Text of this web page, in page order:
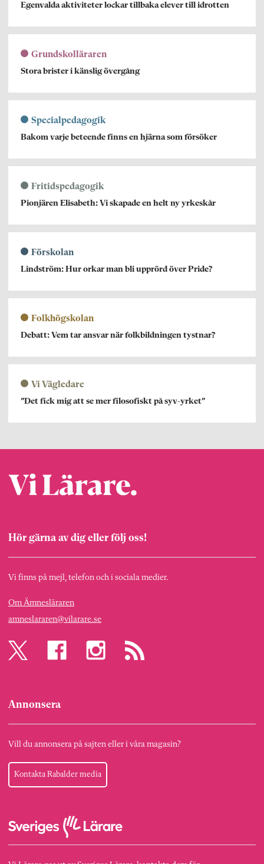
Egenvalda aktiviteter lockar tillbaka elever till idrotten
Grundskolläraren
Stora brister i känslig övergång
Specialpedagogik
Bakom varje beteende finns en hjärna som försöker
Fritidspedagogik
Pionjären Elisabeth: Vi skapade en helt ny yrkeskår
Förskolan
Lindström: Hur orkar man bli upprörd över Pride?
Folkhögskolan
Debatt: Vem tar ansvar när folkbildningen tystnar?
Vi Vägledare
”Det fick mig att se mer filosofiskt på syv-yrket”
Hör gärna av dig eller följ oss!
Vi finns på mejl, telefon och i sociala medier.
Om Ämnesläraren
amneslararen@vilarare.se
Annonsera
Vill du annonsera på sajten eller i våra magasin?
Kontakta Rabalder media